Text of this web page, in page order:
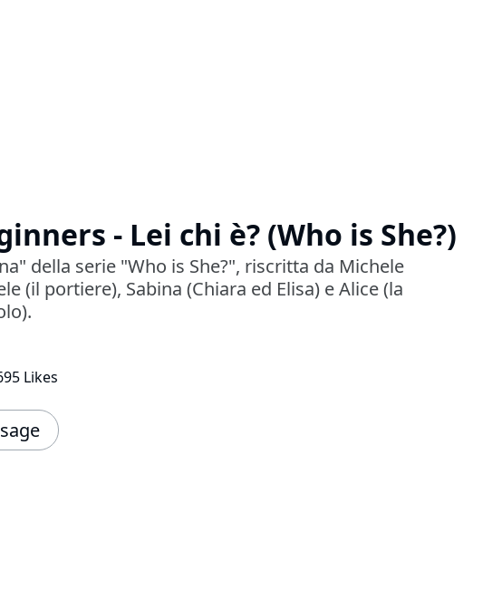
- Lei chi è? (Who is She?)
della serie "Who is She?", riscritta da Michele
(il portiere), Sabina (Chiara ed Elisa) e Alice (la
Likes